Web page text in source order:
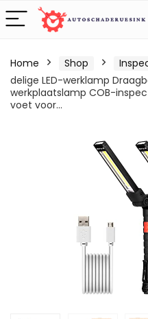
Home Shop
delige LED-werklamp
werkplaatslamp COB-
voet voor…